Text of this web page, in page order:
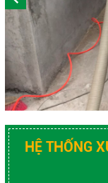
NGÀNH GIẤY -
NGÀNH Y TẾ -
NGÀNH NGHỀ
Close
HỆ THỐNG